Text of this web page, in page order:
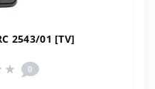
2543/01 [TV]
0